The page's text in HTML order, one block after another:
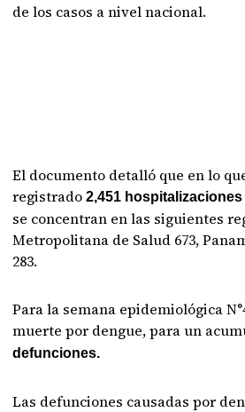
de los casos a nivel nacional.
El documento detalló que en lo
registrado 2,451 hospitalizaciones
se concentran en las siguientes
Metropolitana de Salud 673,
283.
Para la semana epidemiológica
muerte por dengue, para un
defunciones.
Las defunciones causadas por